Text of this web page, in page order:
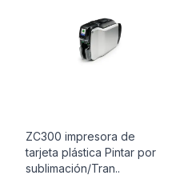
ZC300 impresora de
tarjeta plástica Pintar por
sublimación/Tran..